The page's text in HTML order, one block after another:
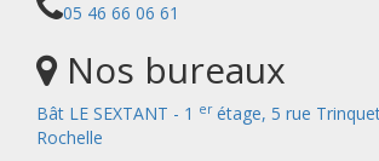
05 46 66 06 61
Nos bureaux
Bât LE SEXTANT - 1 erétage, 5 rue
Rochelle